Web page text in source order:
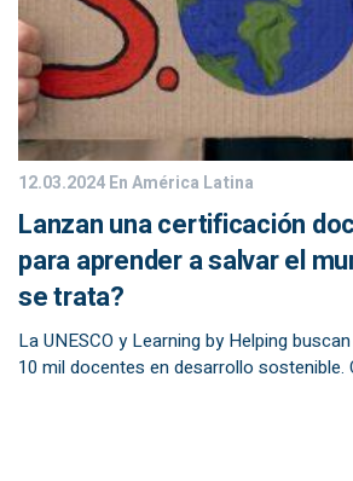
12.03.2024En América Latina
Lanzan una certificación
para aprender a salvar el
se trata?
La UNESCO y Learning by Helping
10 mil docentes en desarrollo sostenible.